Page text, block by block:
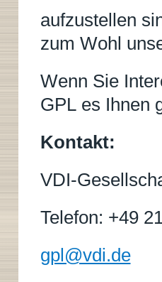
aufzustellen
zum Wohl
Wenn Sie
GPL es Ihnen
Kontakt:
VDI-
Telefon: +49
gpl@vdi.de